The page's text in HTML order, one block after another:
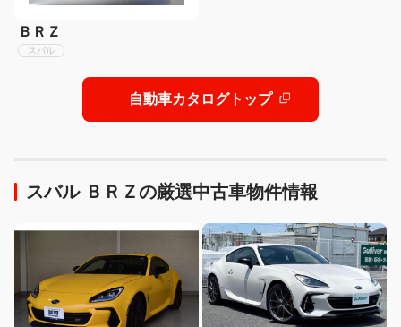
ＢＲＺ
スバル
自動車カタログトップ
スバル ＢＲＺの厳選中古車物件情報